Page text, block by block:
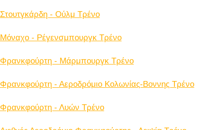
Στουτγκάρδη - Ούλμ Tρένο
Μόναχο - Ρέγενσμπουργκ Tρένο
Φρανκφούρτη - Μάρμπουργκ Tρένο
Φρανκφούρτη - Αεροδρόμιο Κολωνίας-Βοννης Tρένο
Φρανκφούρτη - Λυών Tρένο